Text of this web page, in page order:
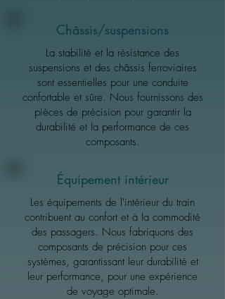
Châssis/suspensions
La stabilité et la résistance des
suspensions et des châssis ferroviaires
sont essentielles pour une conduite
confortable et sûre. Nous fournissons des
pièces de précision pour garantir la
durabilité et la performance de ces
composants.
Équipement intérieur
Les équipements de l'intérieur du train
contribuent au confort et à la commodité
des passagers. Nous fabriquons des
composants de précision pour ces
systèmes, garantissant leur durabilité et
leur performance, pour une expérience
de voyage optimale.